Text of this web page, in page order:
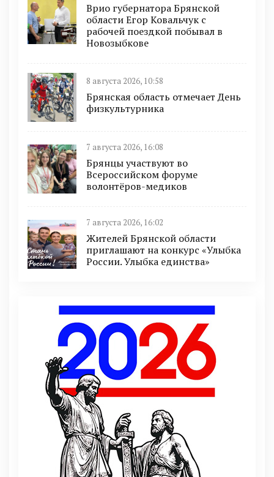
Врио губернатора Брянской
области Егор Ковальчук с
рабочей поездкой побывал в
Новозыбкове
8 августа 2026, 10:58
Брянская область отмечает День
физкультурника
7 августа 2026, 16:08
Брянцы участвуют во
Всероссийском форуме
волонтёров-медиков
7 августа 2026, 16:02
Жителей Брянской области
приглашают на конкурс «Улыбка
России. Улыбка единства»